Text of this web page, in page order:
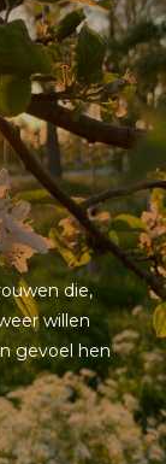
die,
willen
gevoel hen